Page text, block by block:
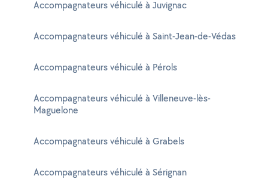
Accompagnateurs véhiculé à Juvignac
Accompagnateurs véhiculé à Saint-Jean-de-Védas
Accompagnateurs véhiculé à Pérols
Accompagnateurs véhiculé à Villeneuve-lès-
Maguelone
Accompagnateurs véhiculé à Grabels
Accompagnateurs véhiculé à Sérignan